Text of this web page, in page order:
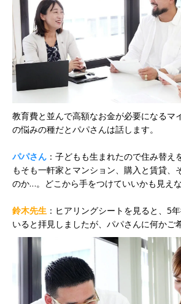
教育費と並んで高額なお金が必要になるマ
の悩みの種だとパパさんは話します。
パパさん ：子どもも生まれたので住み替え
もそも一軒家とマンション、購入と賃貸、
のか…。どこから手をつけていいかも見えな
鈴木先生 ：ヒアリングシートを見ると、5
いると拝見しましたが、パパさんに何かご